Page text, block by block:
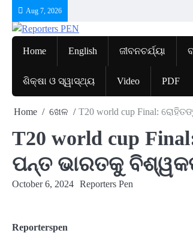
content
Aug 7, 2026
Home English ଜୀବନଚର୍ଯ୍ୟା
ଶିକ୍ଷା ଓ ସ୍ୱାସ୍ଥ୍ୟ Video PDF
Home ଖେଳ T20 world cup Final:
T20 world cup
ପନ୍ତ ଭାରତକୁ
October 6, 2024 Reporters Pen
Reporterspen